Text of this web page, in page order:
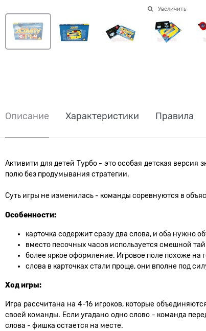
Увеличить
Описание Характеристики Правила
Активити для детей Турбо - это особая детская
полю без продумывания стратегии.
Суть игры не изменилась - команды соревнуются в
Особенности:
карточка содержит сразу два слова, и оба нужно
вместо песочных часов используется смешной
более яркое оформление. Игровое поле похоже на
слова в карточках стали проще, они вполне под
Ход игры:
Игра рассчитана на 4-16 игроков, которые
своей команды. Если угадано одно слово - команда
слова - фишка остается на месте.